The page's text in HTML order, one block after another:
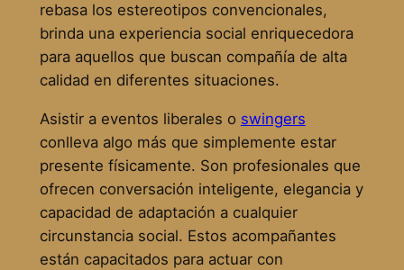
rebasa los estereotipos convencionales,
brinda una experiencia social enriquecedora
para aquellos que buscan compañía de alta
calidad en diferentes situaciones.
Asistir a eventos liberales o swingers
conlleva algo más que simplemente estar
presente físicamente. Son profesionales que
ofrecen conversación inteligente, elegancia y
capacidad de adaptación a cualquier
circunstancia social. Estos acompañantes
están capacitados para actuar con